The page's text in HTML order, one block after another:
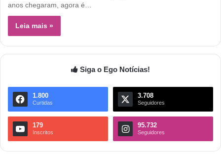
anos chegaram, agora é…
Leia mais »
Siga o Ego Notícias!
1.800
Curtidas
3.708
Seguidores
179
Inscritos
95.732
Seguidores